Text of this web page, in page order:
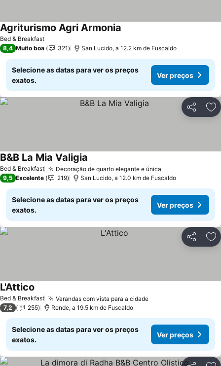
Bed & Breakfast
Agriturismo Agri Armonia
8,4 Muito boa 321 San Lucido, a 12.2 km de Fuscaldo
Selecione as datas para ver os preços
exatos.
Ver preços
Partilhar
Bed & Breakfast Decoração de quarto elegante e única
B&B La Mia Valigia
9,5 Excelente 219 San Lucido, a 12.0 km de Fuscaldo
Selecione as datas para ver os preços
exatos.
Ver preços
Partilhar
Bed & Breakfast Varandas com vista para a cidade
L'Attico
7,2 255 Rende, a 19.5 km de Fuscaldo
Selecione as datas para ver os preços
exatos.
Ver preços